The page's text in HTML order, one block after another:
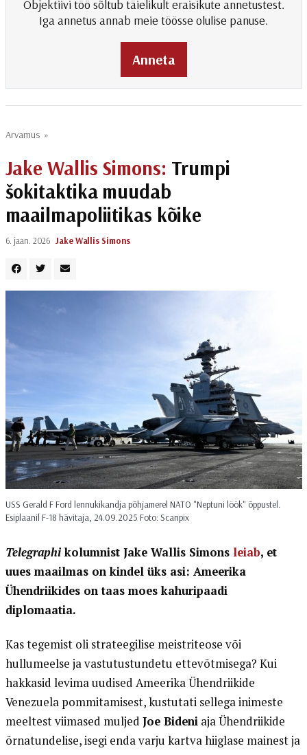
Objektiivi töö sõltub täielikult eraisikute annetustest.
Iga annetus annab meie töösse olulise panuse.
Anneta
Arvamus»
Jake Wallis Simons: Trumpi
šokitaktika muudab
maailmapoliitikas kõike
6. jaan. 2026 Jake Wallis Simons
USS Gerald F Ford lennukikandja põhjamerel NATO "Neptuni löök" õppustel.
Esiplaanil F-18 hävitaja, 24.09.2025 Foto: Scanpix
Telegraphikolumnist Jake Wallis Simons leiab, et
uues maailmas on kindel üks asi: Ameerika
Ühendriikides on taas moes kahuripaadi
diplomaatia.
Kas tegemist oli strateegilise meistriteose või
hullumeelse ja vastutustundetu ettevõtmisega? Kui
hakkasid levima uudised Ameerika Ühendriikide
Venezuela pommitamisest, kustutati sellega inimeste
meeltest viimased muljed Joe Bideniaja Ühendriikide
õrnatundelise, isegi enda varju kartva hiiglase mainest ja